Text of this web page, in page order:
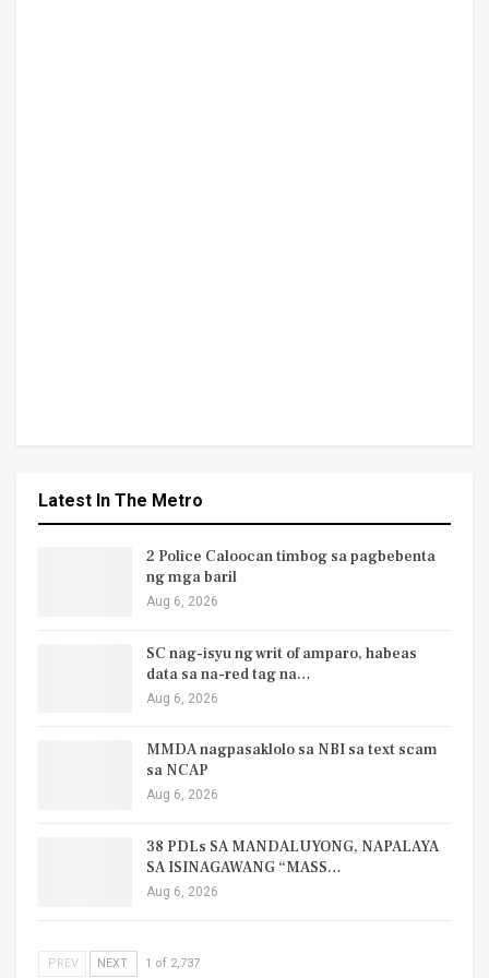
Latest In The Metro
2 Police Caloocan timbog sa pagbebenta
ng mga baril
Aug 6, 2026
SC nag-isyu ng writ of amparo, habeas
data sa na-red tag na…
Aug 6, 2026
MMDA nagpasaklolo sa NBI sa text scam
sa NCAP
Aug 6, 2026
38 PDLs SA MANDALUYONG, NAPALAYA
SA ISINAGAWANG “MASS…
Aug 6, 2026
PREV NEXT 1 of 2,737